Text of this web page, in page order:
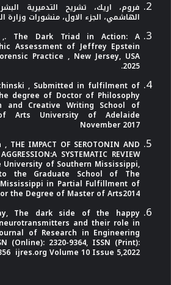
فروم، اريك، تشريح التدميرية
الهاشمي، الجزء الاول، منشورات وزارة
,. The Dark Triad in Action: A
Assessment of Jeffrey Epstein
Practice , New Jersey, USA
2025.
, Submitted in fulfilment of
degree of Doctor of Philosophy
and Creative Writing School of
Arts University of Adelaide
November 2017
IMPACT OF SEROTONIN AND
SYSTEMATIC REVIEW
University of Southern Mississippi,
the Graduate School of The
in Partial Fulfillment of
the Degree of Master of Arts2014,
The dark side of the happy
and their role in
of Research in Engineering
(Online): 2320-9364, ISSN (Print):
ijres.org Volume 10 Issue 5,2022